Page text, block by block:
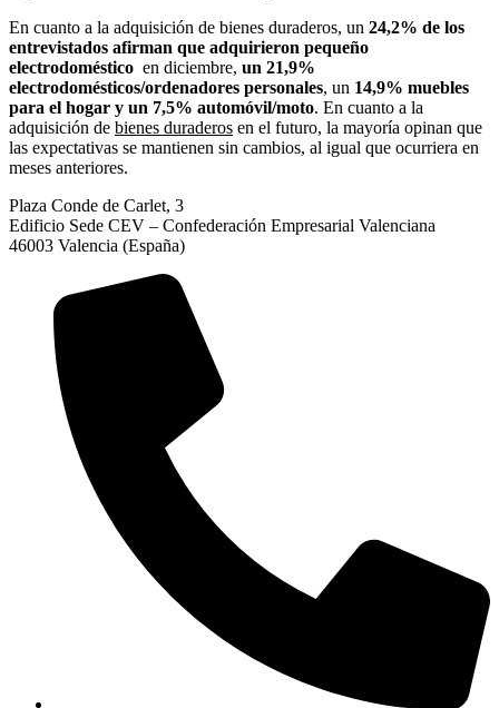
En cuanto a la adquisición de bienes duraderos, un 24,2% de los
entrevistados afirman que adquirieron pequeño
electrodoméstico en diciembre, un 21,9%
electrodomésticos/ordenadores personales, un 14,9% muebles
para el hogar y un 7,5% automóvil/moto. En cuanto a la
adquisición de bienes duraderos en el futuro, la mayoría opinan que
las expectativas se mantienen sin cambios, al igual que ocurriera en
meses anteriores.
Plaza Conde de Carlet, 3
Edificio Sede CEV – Confederación Empresarial Valenciana
46003 Valencia (España)